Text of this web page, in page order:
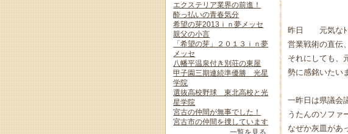
昨日 元気なﾄｯ
営業戦術の直伝
それにしても、
勢に感銘いたい
一昨日は県議会
うたんのソファ
なぜか灰皿があ
エクステリア業界の前進！
酔っ払いの青春気分
希望の芽2013ｉｎ夢メッセ
親父の小言
「希望の芽」２０１３ｉｎ夢
メッセ
八幡平温泉付き別荘の東屋
甲子園三期連続準優勝 光星
学院
選抜高校野球 東北高校と光
星学院
宮古の仲間が無事でした！
宮古市の仲間を捜しています